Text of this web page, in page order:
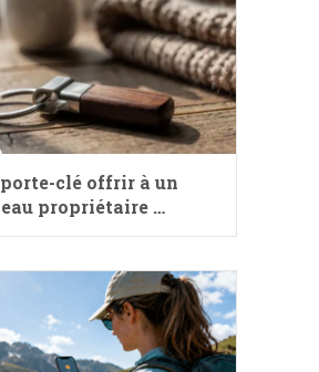
porte-clé offrir à un
propriétaire …